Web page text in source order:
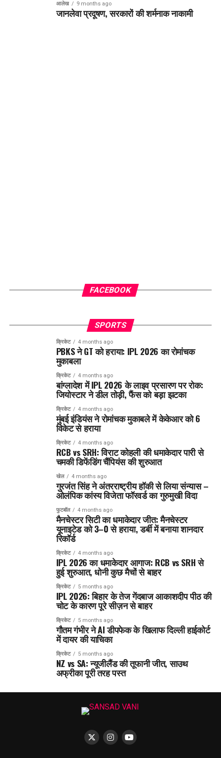
आलेख 9 months ago
जानलेवा प्रदूषण, सरकारों की शर्मनाक नाकामी
FACEBOOK
SPORTS
क्रिकेट 4 months ago
PBKS ने GT को हराया: IPL 2026 का रोमांचक
मुकाबला
क्रिकेट 4 months ago
बांग्लादेश में IPL 2026 के लाइव प्रसारण पर रोक:
जियोस्टार ने डील तोड़ी, फैंस को बड़ा झटका
क्रिकेट 4 months ago
मुंबई इंडियंस ने रोमांचक मुकाबले में केकेआर को 6
विकेट से हराया
क्रिकेट 4 months ago
RCB vs SRH: विराट कोहली की धमाकेदार पारी से
चमकी डिफेंडिंग चैंपियंस की शुरुआत
खेल 4 months ago
गुरजंत सिंह ने अंतरराष्ट्रीय हॉकी से लिया संन्यास –
ओलंपिक कांस्य विजेता फॉरवर्ड का गुरुमुखी विदा
फुटबॉल 4 months ago
मैनचेस्टर सिटी का धमाकेदार जीत: मैनचेस्टर
यूनाइटेड को 3–0 से हराया, डर्बी में बनाया शानदार
रिकॉर्ड
क्रिकेट 4 months ago
IPL 2026 का धमाकेदार आगाज: RCB vs SRH से
हुई शुरुआत, धोनी कुछ मैचों से बाहर
क्रिकेट 5 months ago
IPL 2026: बिहार के तेज गेंदबाज आकाशदीप पीठ की
चोट के कारण पूरे सीज़न से बाहर
क्रिकेट 5 months ago
गौतम गंभीर ने AI डीपफेक के खिलाफ दिल्ली हाईकोर्ट
में दायर की याचिका
क्रिकेट 5 months ago
NZ vs SA: न्यूजीलैंड की तूफानी जीत, साउथ
अफ्रीका पूरी तरह पस्त